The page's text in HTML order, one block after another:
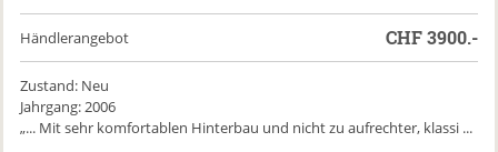
Händlerangebot CHF3900.-
Zustand: Neu
Jahrgang: 2006
„... Mit sehr komfortablen Hinterbau und nicht zu aufrechter, klassi ...